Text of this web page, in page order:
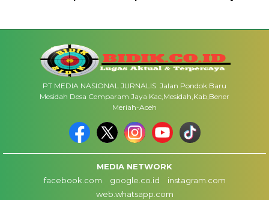
PT MEDIA NASIONAL JURNALIS: Jalan Pondok Baru
Mesidah Desa Cemparam Jaya Kac,Mesidah,Kab,Bener
Meriah-Aceh
MEDIA NETWORK
facebook.com
google.co.id
instagram.com
web.whatsapp.com